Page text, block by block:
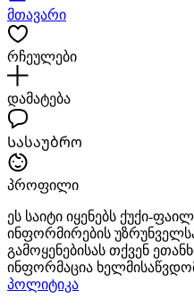
მთავარი
რჩეულები
დამატება
Სასაუბრო
პროფილი
ეს საიტი იყენებს ქუქი-
ინფორმირების
გამოყენებისას თქვენ
ინფორმაცია
პოლიტიკა